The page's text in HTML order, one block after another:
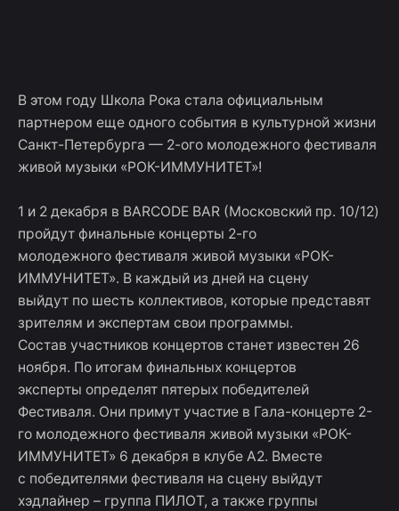
В этом году Школа Рока стала официальным
партнером еще одного события в культурной жизни
Санкт-Петербурга — 2-ого молодежного фестиваля
живой музыки «РОК-ИММУНИТЕТ»!
1 и 2 декабря в BARCODE BAR (Московский пр. 10/12)
пройдут финальные концерты 2-го
молодежного фестиваля живой музыки «РОК-
ИММУНИТЕТ». В каждый из дней на сцену
выйдут по шесть коллективов, которые представят
зрителям и экспертам свои программы.
Состав участников концертов станет известен 26
ноября. По итогам финальных концертов
эксперты определят пятерых победителей
Фестиваля. Они примут участие в Гала-концерте 2-
го молодежного фестиваля живой музыки «РОК-
ИММУНИТЕТ» 6 декабря в клубе А2. Вместе
с победителями фестиваля на сцену выйдут
хэдлайнер – группа ПИЛОТ, а также группы